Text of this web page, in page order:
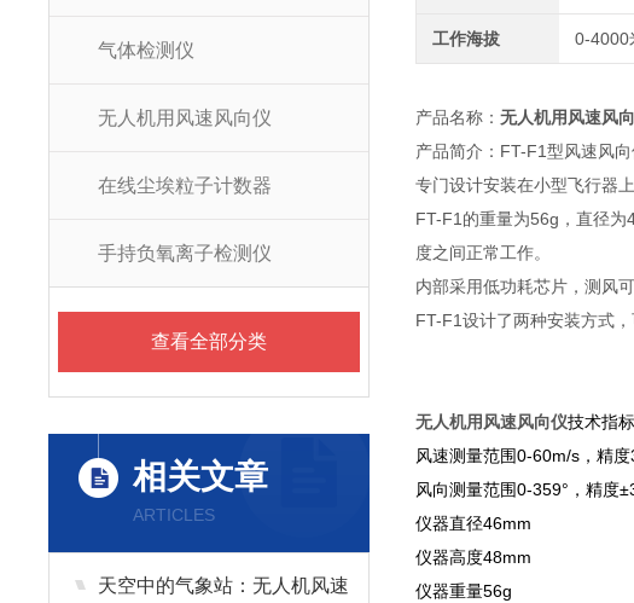
气体检测仪
无人机用风速风向仪
在线尘埃粒子计数器
手持负氧离子检测仪
查看全部分类
相关文章
ARTICLES
天空中的气象站：无人机风速
工作海拔 0-4000
产品名称： 无人机用风速风
产品简介：FT-F1型风速风
专门设计安装在小型飞行器
FT-F1的重量为56g，直径为
度之间正常工作。
内部采用低功耗芯片，测风
FT-F1设计了两种安装方式
无人机用风速风向仪技术指标
风速测量范围0-60m/s，精
风向测量范围0-359°，精度
仪器直径46mm
仪器高度48mm
仪器重量56g